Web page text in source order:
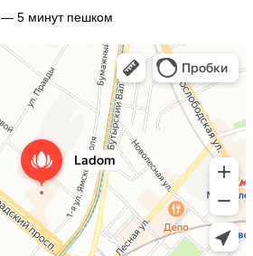
— 5 минут пешком